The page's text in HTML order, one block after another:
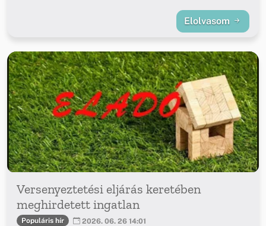
Elolvasom
Versenyeztetési eljárás keretében
meghirdetett ingatlan
Populáris hír 2026. 06. 26 14:01